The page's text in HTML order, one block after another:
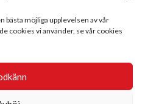
bästa möjliga upplevelsen av vår
cookies vi använder, se vår cookies